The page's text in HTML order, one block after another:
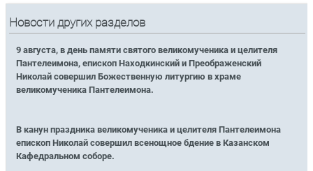
Новости других разделов
9 августа, в день памяти святого великомученика и целителя
Пантелеимона, епископ Находкинский и Преображенский
Николай совершил Божественную литургию в храме
великомученика Пантелеимона.
В канун праздника великомученика и целителя Пантелеимона
епископ Николай совершил всенощное бдение в Казанском
Кафедральном соборе.